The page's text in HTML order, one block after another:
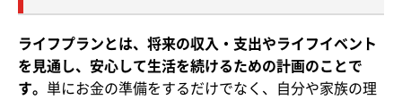
ライフプランとは、将来の収入・支出やライフイベント
を見通し、安心して生活を続けるための計画のことで
す。 単にお金の準備をするだけでなく、自分や家族の理